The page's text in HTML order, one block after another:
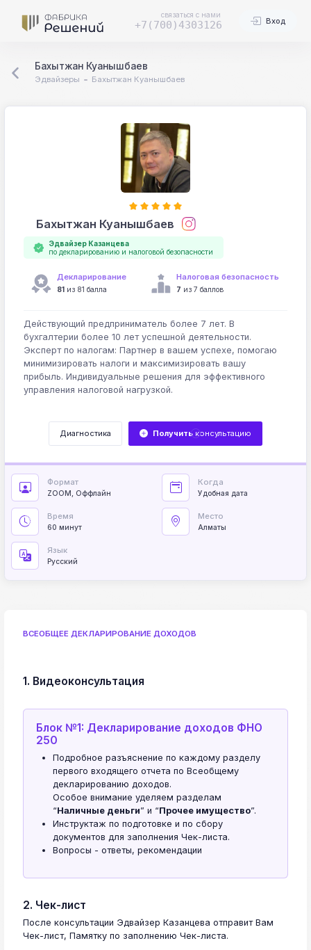
связаться с нами
+7(700)4303126 Вход
Бахытжан Куанышбаев
Эдвайзеры Бахытжан Куанышбаев
Бахытжан Куанышбаев
Эдвайзер Казанцева
по декларированию и налоговой безопасности
Декларирование
81 из 81 балла
Налоговая безопасность
7 из 7 баллов
Действующий предприниматель более 7 лет. В
бухгалтерии более 10 лет успешной деятельности.
Эксперт по налогам: Партнер в вашем успехе, помогаю
минимизировать налоги и максимизировать вашу
прибыль. Индивидуальные решения для эффективного
управления налоговой нагрузкой.
Диагностика Получить консультацию
Формат
ZOOM, Оффлайн
Когда
Удобная дата
Время
60 минут
Место
Алматы
Язык
Русский
ВСЕОБЩЕЕ ДЕКЛАРИРОВАНИЕ ДОХОДОВ
1. Видеоконсультация
Блок №1: Декларирование доходов ФНО
250
Подробное разъяснение по каждому разделу
первого входящего отчета по Всеобщему
декларированию доходов.
Особое внимание уделяем разделам
“Наличные деньги” и “Прочее имущество”.
Инструктаж по подготовке и по сбору
документов для заполнения Чек-листа.
Вопросы - ответы, рекомендации
2. Чек-лист
После консультации Эдвайзер Казанцева отправит Вам
Чек-лист, Памятку по заполнению Чек-листа.